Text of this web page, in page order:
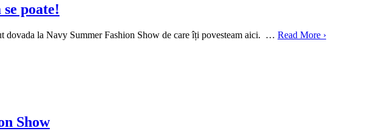
poate!
dovada la Navy Summer Fashion Show de care îți povesteam aici. … Read More ›
Show